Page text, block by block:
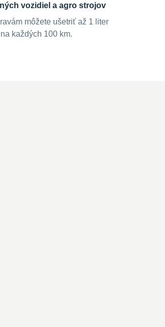
vozidiel a agro strojov
môžete ušetriť až 1 liter
každých 100 km.